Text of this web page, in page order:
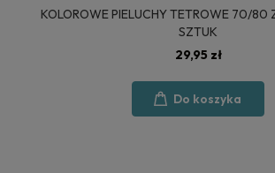
KOLOROWE PIELUCHY TETROWE 70/80 ZESTAW NR 5 5
SZTUK
29,95 zł
Do koszyka